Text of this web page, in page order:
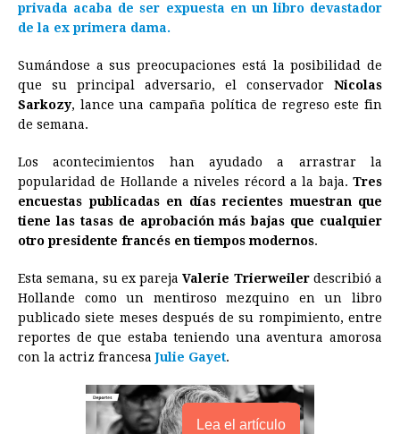
b
o
o
k
e
n
g
e
s
A
p
p
a
s
e
e
e
I
n
l
t
L
n
k
privada acaba de ser expuesta en un libro devastador
de la ex primera dama.
Sumándose a sus preocupaciones está la posibilidad de
que su principal adversario, el conservador Nicolas
Sarkozy, lance una campaña política de regreso este fin
de semana.
Los acontecimientos han ayudado a arrastrar la
popularidad de Hollande a niveles récord a la baja. Tres
encuestas publicadas en días recientes muestran que
tiene las tasas de aprobación más bajas que cualquier
otro presidente francés en tiempos modernos.
Esta semana, su ex parejaValerie Trierweilerdescribió a
Hollande como un mentiroso mezquino en un libro
publicado siete meses después de su rompimiento, entre
reportes de que estaba teniendo una aventura amorosa
con la actriz francesaJulie Gayet.
Lea el artículo